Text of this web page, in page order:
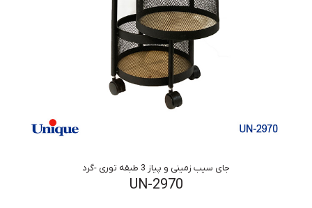
جای سیب زمینی و پیاز 3 طبقه توری -گرد
UN-2970